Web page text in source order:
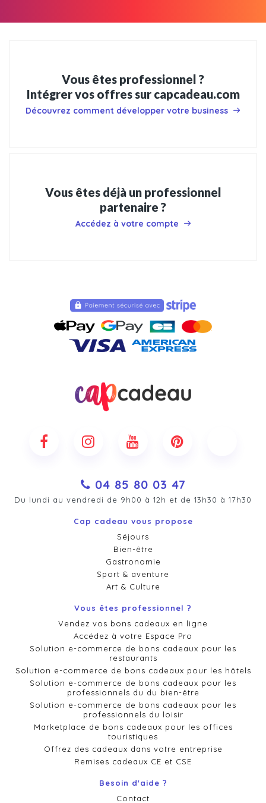
Vous êtes professionnel ?
Intégrer vos offres sur capcadeau.com
Découvrez comment développer votre business
Vous êtes déjà un professionnel
partenaire ?
Accédez à votre compte
04 85 80 03 47
Du lundi au vendredi de 9h00 à 12h et de 13h30 à 17h30
Cap cadeau vous propose
Séjours
Bien-être
Gastronomie
Sport & aventure
Art & Culture
Vous êtes professionnel ?
Vendez vos bons cadeaux en ligne
Accédez à votre Espace Pro
Solution e-commerce de bons cadeaux pour les
restaurants
Solution e-commerce de bons cadeaux pour les hôtels
Solution e-commerce de bons cadeaux pour les
professionnels du du bien-être
Solution e-commerce de bons cadeaux pour les
professionnels du loisir
Marketplace de bons cadeaux pour les offices
touristiques
Offrez des cadeaux dans votre entreprise
Remises cadeaux CE et CSE
Besoin d'aide ?
Contact